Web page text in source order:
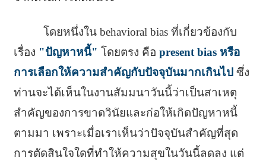
โดยหนึ่งใน behavioral bias ที่เกี่ยวข้องกับ
เรื่อง "ปัญหาหนี้" โดยตรง คือ present bias หรือ
การเลือกให้ความสำคัญกับปัจจุบันมากเกินไปซึ่ง
ท่านจะได้เห็นในงานสัมมนาวันนี้ว่าเป็นสาเหตุ
สำคัญของการขาดวินัยและก่อให้เกิดปัญหาหนี้
ตามมา เพราะเมื่อเราเห็นว่าปัจจุบันสำคัญที่สุด
การตัดสินใจใดที่ทำให้ความสุขในวันนี้ลดลง แต่